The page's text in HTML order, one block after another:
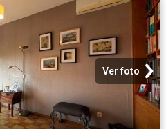
Ver foto